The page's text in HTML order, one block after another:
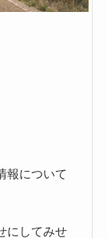
報について
にしてみせ